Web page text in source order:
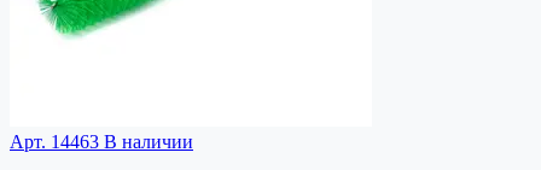
Арт. 14463 В наличии